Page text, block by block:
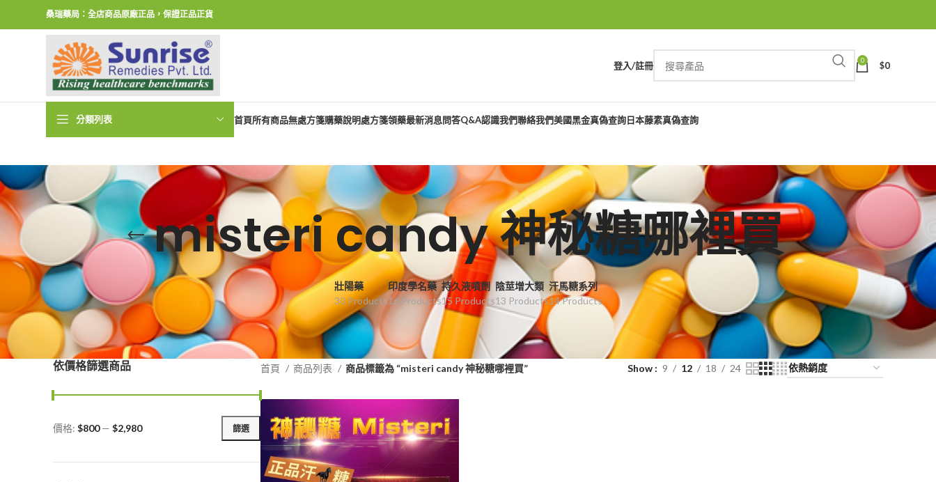
桑瑞藥局：全店商品原廠正品，保證正品正貨
登入/註冊 0 $0
分類列表 首頁所有商品無處方箋購藥說明處方箋領藥最新消息問答Q&A認識我們聯絡我們美國黑金真偽查詢日本藤素真偽查詢
misteri candy 神秘糖哪裡買
壯陽藥
30 Products
印度學名藥
16 Products
持久液噴劑
15 Products
陰莖增大類
13 Products
汗馬糖系列
14 Products
依價格篩選商品
最
價
最
價
篩選
價格: $800— $2,980
首頁 商品列表 商品標籤為 “misteri candy 神秘糖哪裡買” Show 9 12 18 24